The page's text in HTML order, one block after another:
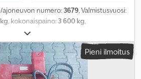
ajoneuvon numero: 3679, Valmistusvuosi:
, kokonaispaino: 3 600 kg
Pieni ilmoitus